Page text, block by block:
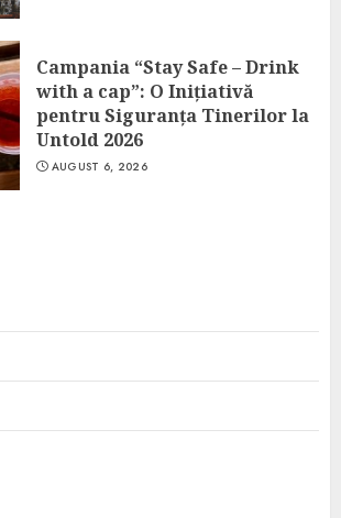
Campania “Stay Safe – Drink
with a cap”: O Inițiativă
pentru Siguranța Tinerilor la
Untold 2026
AUGUST 6, 2026